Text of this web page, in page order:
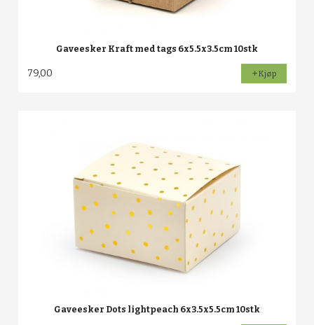
Gaveesker Kraft med tags 6x5.5x3.5cm 10stk
79,00 Kjøp
Gaveesker Dots lightpeach 6x3.5x5.5cm 10stk